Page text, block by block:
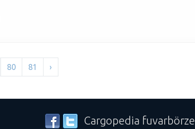
80 81 ›
Cargopedia fuvarbörze